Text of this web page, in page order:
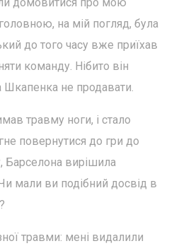
на мій погляд, була
до того часу вже приїхав
команду. Нібито він
Шкапенка не продавати.
травму ноги, і стало
повернутися до гри до
Барселона вирішила
мали ви подібний досвід в
травми: мені видалили